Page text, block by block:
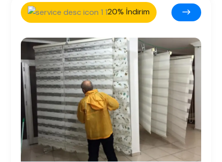
20% İndirim